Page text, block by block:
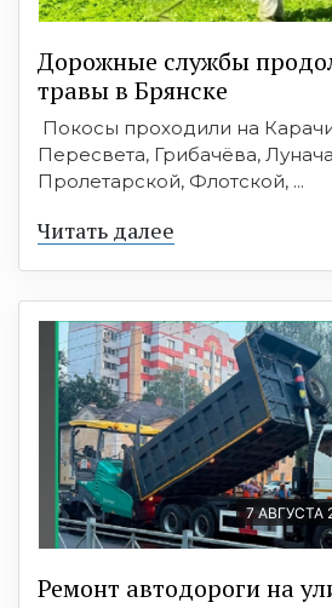
Дорожные службы
травы в Брянске
Покосы проходили на
Пересвета, Грибачёва,
Пролетарской, Флотской, ...
Читать далее
7 АВГУСТА
Ремонт автодороги на